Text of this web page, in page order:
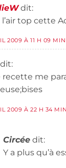
dit:
l’air top cette
2009 À 11 H 09 MIN
dit:
me
2009 À 22 H 34 MIN
Circée dit:
Y a plus qu’à